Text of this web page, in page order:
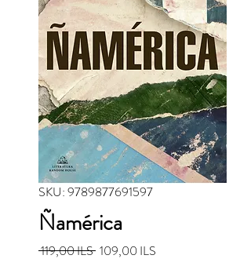
SKU: 9789877691597
Ñamérica
119,00 ILS Precio
109,00 ILS